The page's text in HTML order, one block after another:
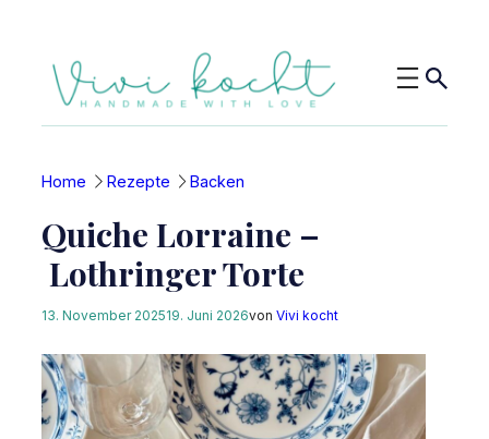
springen
Home Rezepte Backen
Quiche Lorraine –
Lothringer Torte
13. November 202519. Juni 2026von Vivi kocht